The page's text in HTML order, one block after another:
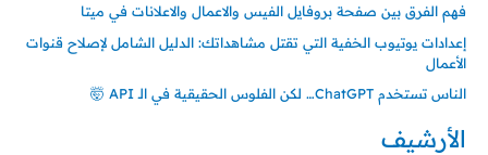
:فهم الفرق بين صفحة بروفايل الفيس والاعمال والاعلانات في ميتا
إعدادات يوتيوب الخفية التي تقتل مشاهداتك: الدليل الشامل لإصلاح قنوات
الأعمال
الناس تستخدم ChatGPT… لكن الفلوس الحقيقية في الـ API 🤯
الأرشيف